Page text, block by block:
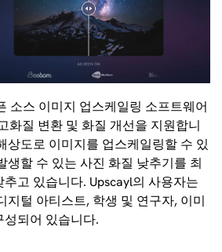
소스 이미지 업스케일링 소프트웨어
화질 변환 및 화질 개선을 지원합니
상도로 이미지를 업스케일링할 수 있
생할 수 있는 사진 화질 낮추기를 최
고 있습니다. Upscayl의 사용자는
지털 아티스트, 학생 및 연구자, 이미
되어 있습니다.